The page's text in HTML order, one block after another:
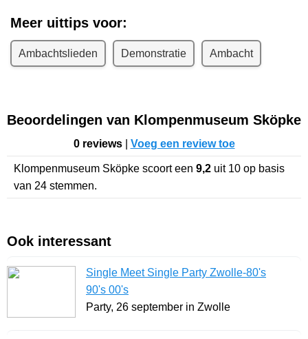
Meer uittips voor:
Ambachtslieden Demonstratie Ambacht
Beoordelingen van Klompenmuseum Sköpke
0 reviews| Voeg een review toe
Klompenmuseum Sköpke scoort een 9,2 uit 10 op basis
van 24 stemmen.
Ook interessant
Single Meet Single Party Zwolle-80's
90's 00's
Party, 26 september in Zwolle